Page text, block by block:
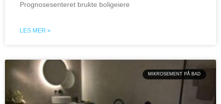
Prognosesenteret brukte boligeiere
LES MER »
MIKROSEMENT PÅ BAD